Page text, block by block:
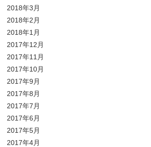
2018年3月
2018年2月
2018年1月
2017年12月
2017年11月
2017年10月
2017年9月
2017年8月
2017年7月
2017年6月
2017年5月
2017年4月